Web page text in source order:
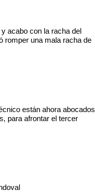
acabo con la racha del
romper una mala racha de
están ahora abocados
para afrontar el tercer